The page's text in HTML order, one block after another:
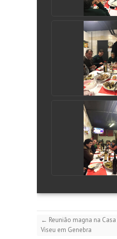
← Reunião magna na
Viseu em Genebra